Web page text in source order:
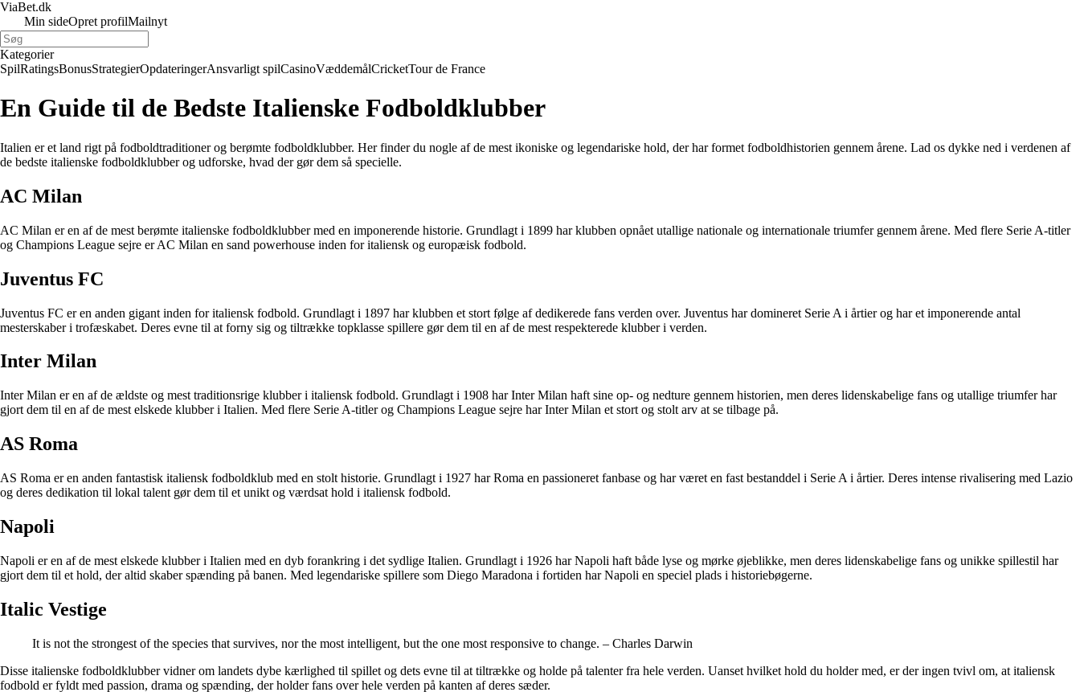
ViaBet.dk
Min sideOpret profilMailnyt
Kategorier
SpilRatingsBonusStrategierOpdateringerAnsvarligt spilCasinoVæddemålCricketTour de France
En Guide til de Bedste Italienske Fodboldklubber
Italien er et land rigt på fodboldtraditioner og berømte fodboldklubber. Her finder du nogle af de mest ikoniske og legendariske hold, der har formet fodboldhistorien gennem årene. Lad os dykke ned i verdenen af
de bedste italienske fodboldklubber og udforske, hvad der gør dem så specielle.
AC Milan
AC Milan er en af de mest berømte italienske fodboldklubber med en imponerende historie. Grundlagt i 1899 har klubben opnået utallige nationale og internationale triumfer gennem årene. Med flere Serie A-titler
og Champions League sejre er AC Milan en sand powerhouse inden for italiensk og europæisk fodbold.
Juventus FC
Juventus FC er en anden gigant inden for italiensk fodbold. Grundlagt i 1897 har klubben et stort følge af dedikerede fans verden over. Juventus har domineret Serie A i årtier og har et imponerende antal
mesterskaber i trofæskabet. Deres evne til at forny sig og tiltrække topklasse spillere gør dem til en af de mest respekterede klubber i verden.
Inter Milan
Inter Milan er en af de ældste og mest traditionsrige klubber i italiensk fodbold. Grundlagt i 1908 har Inter Milan haft sine op- og nedture gennem historien, men deres lidenskabelige fans og utallige triumfer har
gjort dem til en af de mest elskede klubber i Italien. Med flere Serie A-titler og Champions League sejre har Inter Milan et stort og stolt arv at se tilbage på.
AS Roma
AS Roma er en anden fantastisk italiensk fodboldklub med en stolt historie. Grundlagt i 1927 har Roma en passioneret fanbase og har været en fast bestanddel i Serie A i årtier. Deres intense rivalisering med Lazio
og deres dedikation til lokal talent gør dem til et unikt og værdsat hold i italiensk fodbold.
Napoli
Napoli er en af de mest elskede klubber i Italien med en dyb forankring i det sydlige Italien. Grundlagt i 1926 har Napoli haft både lyse og mørke øjeblikke, men deres lidenskabelige fans og unikke spillestil har
gjort dem til et hold, der altid skaber spænding på banen. Med legendariske spillere som Diego Maradona i fortiden har Napoli en speciel plads i historiebøgerne.
Italic Vestige
It is not the strongest of the species that survives, nor the most intelligent, but the one most responsive to change. – Charles Darwin
Disse italienske fodboldklubber vidner om landets dybe kærlighed til spillet og dets evne til at tiltrække og holde på talenter fra hele verden. Uanset hvilket hold du holder med, er der ingen tvivl om, at italiensk
fodbold er fyldt med passion, drama og spænding, der holder fans over hele verden på kanten af deres sæder.